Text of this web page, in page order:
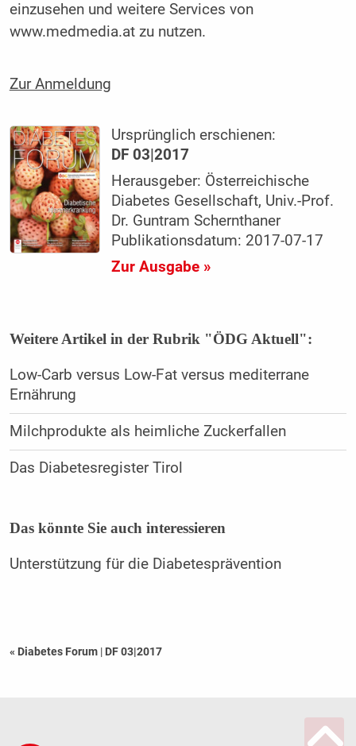
einzusehen und weitere Services von
www.medmedia.at zu nutzen.
Zur Anmeldung
Ursprünglich erschienen:
DF 03|2017
Herausgeber: Österreichische
Diabetes Gesellschaft, Univ.-Prof.
Dr. Guntram Schernthaner
Publikationsdatum: 2017-07-17
Zur Ausgabe »
Weitere Artikel in der Rubrik "ÖDG Aktuell":
Low-Carb versus Low-Fat versus mediterrane
Ernährung
Milchprodukte als heimliche Zuckerfallen
Das Diabetesregister Tirol
Das könnte Sie auch interessieren
Unterstützung für die Diabetesprävention
« Diabetes Forum | DF 03|2017